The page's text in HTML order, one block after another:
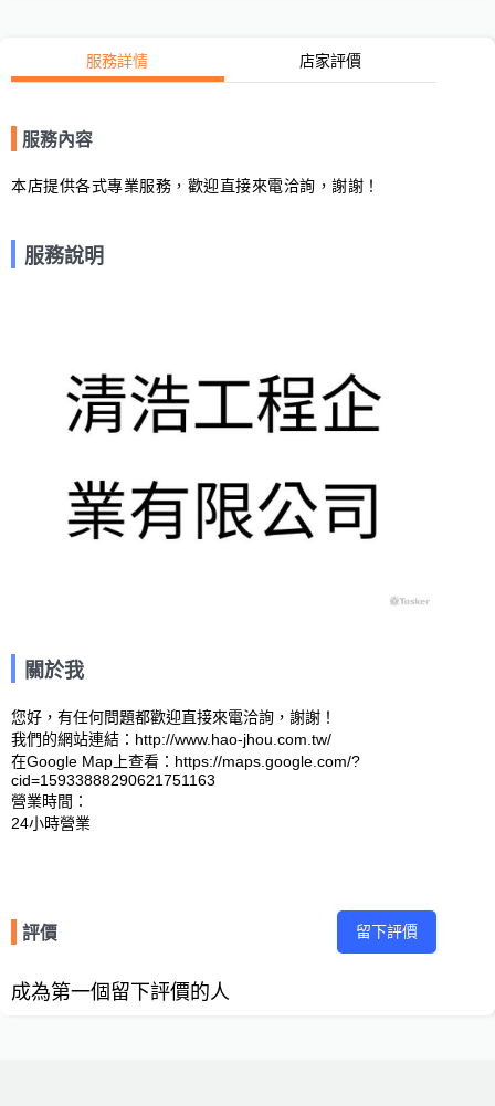
服務詳情 店家評價
服務內容
本店提供各式專業服務，歡迎直接來電洽詢，謝謝！
服務說明
關於我
您好，有任何問題都歡迎直接來電洽詢，謝謝！
我們的網站連結：http://www.hao-jhou.com.tw/
在Google Map上查看：https://maps.google.com/?
cid=15933888290621751163
營業時間：
評價 留下評價
成為第一個留下評價的人